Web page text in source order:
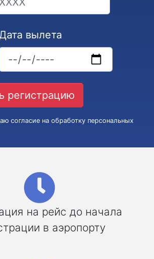
вылета
согласие на обработку персональных
на рейс до начала
в аэропорту